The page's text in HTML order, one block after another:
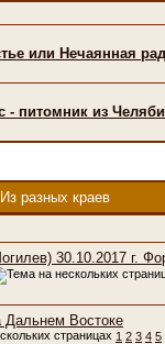
или Нечаянная
- питомник из
разных краев
30.10.2017 г.
Дальнем Востоке
1 2 3 4 5